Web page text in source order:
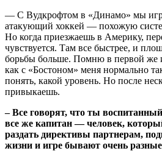
— С Вудкрофтом в «Динамо» мы
атакующий хоккей — похожую
Но когда приезжаешь в Америку,
чувствуется. Там все быстрее, и
борьбы больше. Помню в первой же
как с «Бостоном» меня нормально
понять, какой уровень. Но после
привыкаешь.
– Все говорят, что ты
все же капитан — человек,
раздать директивы партнерам,
жизни и игре бывают очень